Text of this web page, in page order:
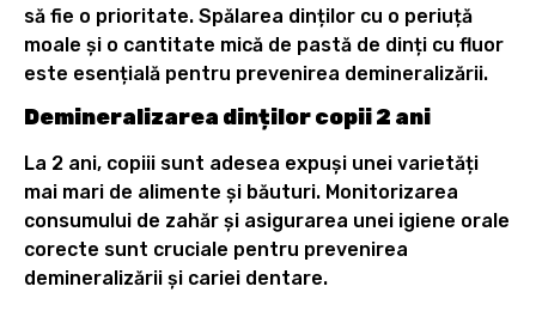
să fie o prioritate. Spălarea dinților cu o periuță
moale și o cantitate mică de pastă de dinți cu fluor
este esențială pentru prevenirea demineralizării.
Demineralizarea dinților copii 2 ani
La 2 ani, copiii sunt adesea expuși unei varietăți
mai mari de alimente și băuturi. Monitorizarea
consumului de zahăr și asigurarea unei igiene orale
corecte sunt cruciale pentru prevenirea
demineralizării și cariei dentare.